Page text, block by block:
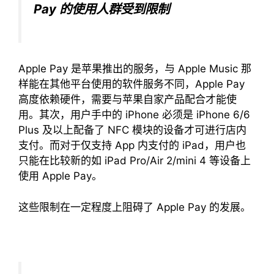
Pay 的使用人群受到限制
Apple Pay 是苹果推出的服务，与 Apple Music 那
样能在其他平台使用的软件服务不同，Apple Pay
高度依赖硬件，需要与苹果自家产品配合才能使
用。其次，用户手中的 iPhone 必须是 iPhone 6/6
Plus 及以上配备了 NFC 模块的设备才可进行店内
支付。而对于仅支持 App 内支付的 iPad，用户也
只能在比较新的如 iPad Pro/Air 2/mini 4 等设备上
使用 Apple Pay。
这些限制在一定程度上阻碍了 Apple Pay 的发展。